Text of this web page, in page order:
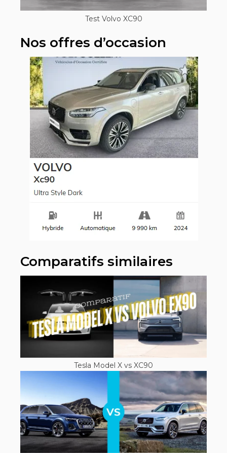
Test Volvo XC90
Nos offres d’occasion
Comparatifs similaires
Tesla Model X vs XC90